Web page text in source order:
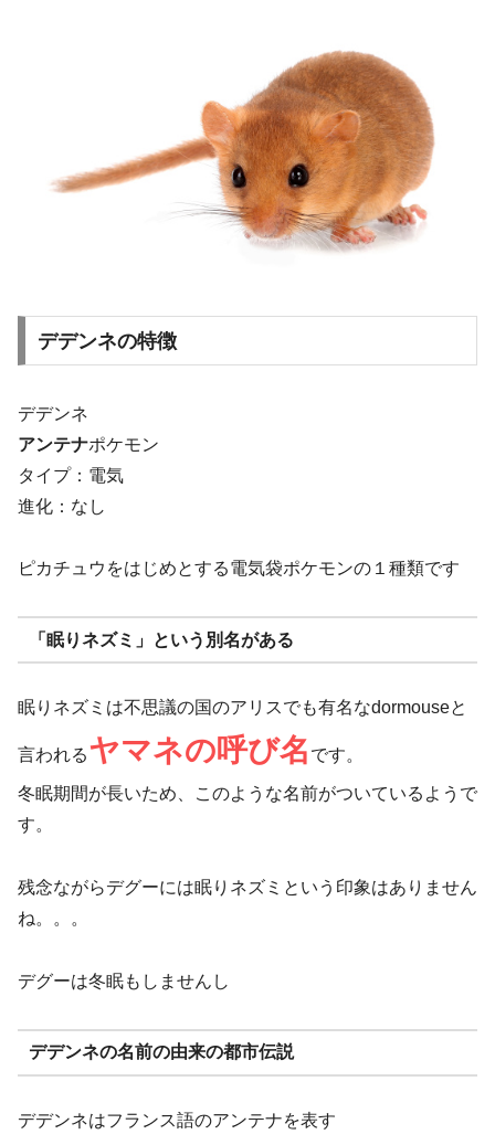
デデンネの特徴
デデンネ
アンテナポケモン
タイプ：電気
進化：なし
ピカチュウをはじめとする電気袋ポケモンの１種類です
「眠りネズミ」という別名がある
眠りネズミは不思議の国のアリスでも有名なdormouseと
言われるヤマネの呼び名 です。
冬眠期間が長いため、このような名前がついているようで
す。
残念ながらデグーには眠りネズミという印象はありません
ね。。。
デグーは冬眠もしませんし
デデンネの名前の由来の都市伝説
デデンネはフランス語のアンテナを表す